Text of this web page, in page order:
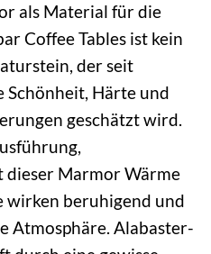
als Material für die
Coffee Tables ist kein
der seit
Schönheit, Härte und
geschätzt wird.
dieser Marmor Wärme
wirken beruhigend und
Atmosphäre. Alabaster-